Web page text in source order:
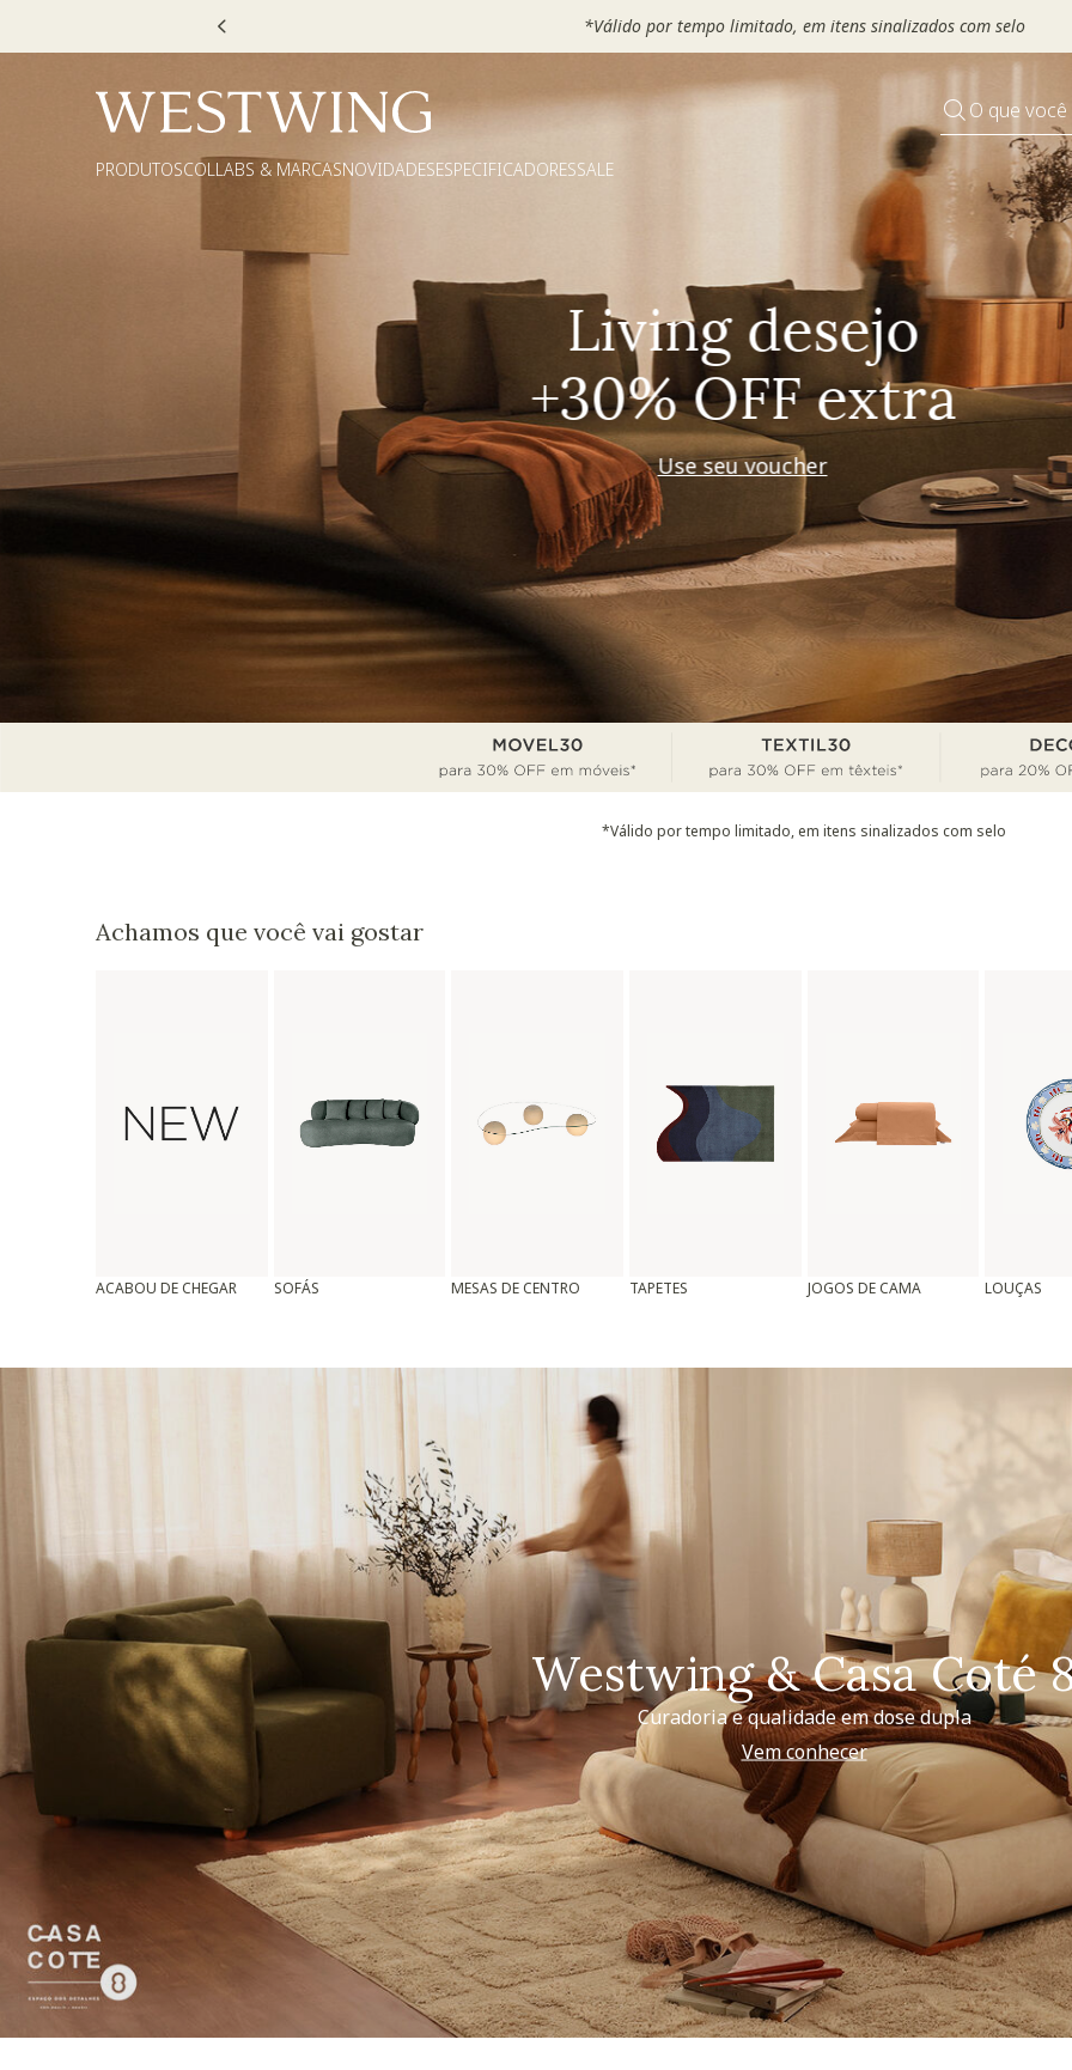
Escolha seu VOUCHER e ganhe até 30% OFF*: useMOVEL30, TEXTIL30 OU
O que
PRODUTOSCOLLABS & MARCASNOVIDADESESPECIFICADORESSALE
Pequenos rituais
Grandes mudanças
Decorar
*Válido por tempo limitado, em itens sinalizados com selo
Achamos que você vai gostar
ACABOU DE CHEGAR SOFÁS MESAS DE CENTRO TAPETES JOGOS DE CAMA LOUÇAS
Westwing & Casa Coté
Curadoria e qualidade em dose dupla
Vem conhecer